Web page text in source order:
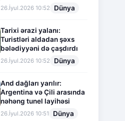
26.İyul.2026 10:52 Dünya
Tarixi ərazi yalanı:
Turistləri aldadan şəxs
bələdiyyəni də çaşdırdı
26.İyul.2026 10:52 Dünya
And dağları yarılır:
Argentina və Çili arasında
nəhəng tunel layihəsi
26.İyul.2026 10:51 Dünya